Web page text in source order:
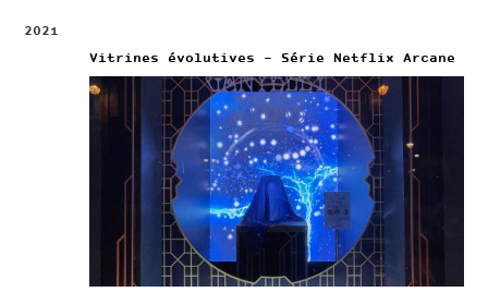
2021
Vitrines évolutives – Série Netflix Arcane